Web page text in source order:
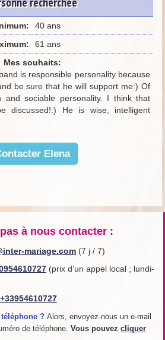
40 ans
61 ans
Mes souhaits:
is responsible personality because
be sure that he will support me:) Of
sociable personality. I think that
discussed!:) He is wise, intelligent
Elena
à nous contacter :
mariage.com (7 j / 7)
(prix d’un appel local ; lundi-
+33954610727
? Alors, envoyez-nous un e-mail
de téléphone. Vous pouvez cliquer